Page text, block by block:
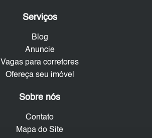
Serviços
Blog
Anuncie
Vagas para corretores
Ofereça seu imóvel
Sobre nós
Contato
Mapa do Site